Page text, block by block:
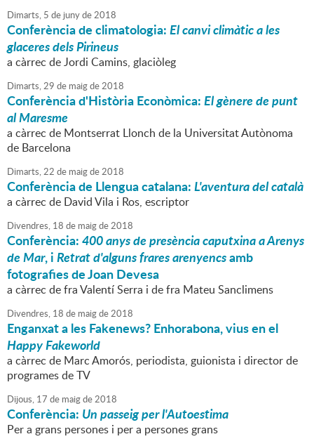
Dimarts, 5 de junyde2018
Conferència de climatologia:El canvi climàtic a les
glaceres dels Pirineus
a càrrec de Jordi Camins, glaciòleg
Dimarts,29 de maigde2018
Conferència d'Història Econòmica:El gènere de punt
al Maresme
a càrrec de Montserrat Llonch de la Universitat Autònoma
de Barcelona
Dimarts,22 de maigde2018
Conferència de Llengua catalana:L'aventura del català
a càrrec de David Vila i Ros, escriptor
Divendres, 18 de maigde2018
Conferència:400 anys de presència caputxina a Arenys
de Mar, iRetrat d'alguns frares arenyencsamb
fotografies de Joan Devesa
a càrrec de fra Valentí Serra i de fra Mateu Sanclimens
Divendres, 18 de maigde2018
Enganxat a les Fakenews? Enhorabona, vius en el
Happy Fakeworld
a càrrec de Marc Amorós, periodista, guionista i director de
programes de TV
Dijous, 17 de maigde2018
Conferència: Un passeig per l'Autoestima
Per a grans persones i per a persones grans